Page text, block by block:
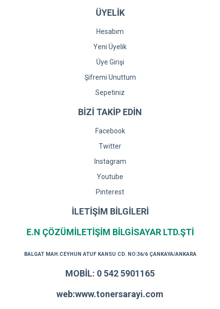
ÜYELİK
Hesabım
Yeni Üyelik
Üye Girişi
Şifremi Unuttum
Sepetiniz
BİZİ TAKİP EDİN
Facebook
Twitter
Instagram
Youtube
Pinterest
İLETİŞİM BİLGİLERİ
E.N ÇÖZÜMİLETİŞİM BİLGİSAYAR LTD.ŞTİ
BALGAT MAH.CEYHUN ATUF KANSU CD. NO:36/6 ÇANKAYA/ANKARA
MOBİL: 0 542 5901165
web:www.tonersarayi.com